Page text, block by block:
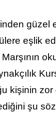
güzel
eşlik
kişinin zor
şu